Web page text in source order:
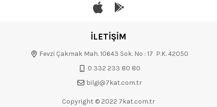
İLETİŞİM
Fevzi Çakmak Mah. 10643 Sok. No : 17 P.K. 42050
0 332 233 80 80
bilgi@7kat.com.tr
Copyright © 2022 7kat.com.tr